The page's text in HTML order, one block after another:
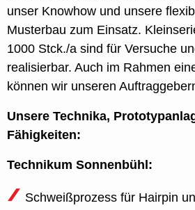
unser Knowhow und unsere
Musterbau zum Einsatz.
1000 Stck./a sind für Versuche
realisierbar. Auch im Rahmen
können wir unseren
Unsere Technika,
Fähigkeiten:
Technikum Sonnenbühl:
Schweißprozess für Hairpin